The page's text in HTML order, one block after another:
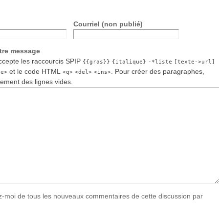
Courriel (non publié)
message
les raccourcis SPIP {{gras}} {italique} -*liste [texte->url]
et le code HTML<q> <del> <ins>
. Pour créer des paragraphes,
des lignes vides.
moi de tous les nouveaux commentaires de cette discussion par